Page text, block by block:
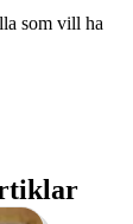
som vill ha